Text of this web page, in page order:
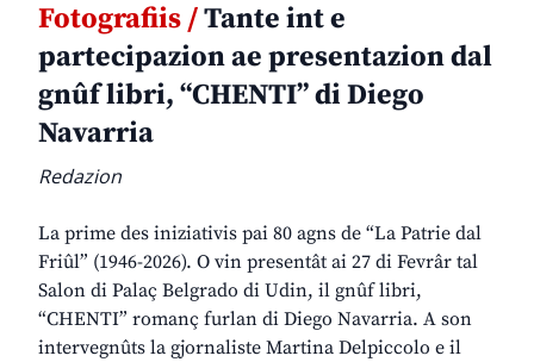
Fotografiis /Tante int e
partecipazion ae presentazion dal
gnûf libri, “CHENTI” di Diego
Navarria
Redazion
La prime des iniziativis pai 80 agns de “La Patrie dal
Friûl” (1946-2026). O vin presentât ai 27 di Fevrâr tal
Salon di Palaç Belgrado di Udin, il gnûf libri,
“CHENTI” romanç furlan di Diego Navarria. A son
intervegnûts la gjornaliste Martina Delpiccolo e il